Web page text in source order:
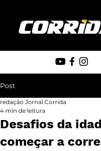
Post
Desafios da
começar a
redação Jornal Corrida
4 min de leitura